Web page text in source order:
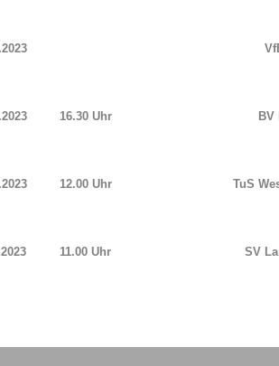
16.30 Uhr
12.00 Uhr TuS
11.00 Uhr SV